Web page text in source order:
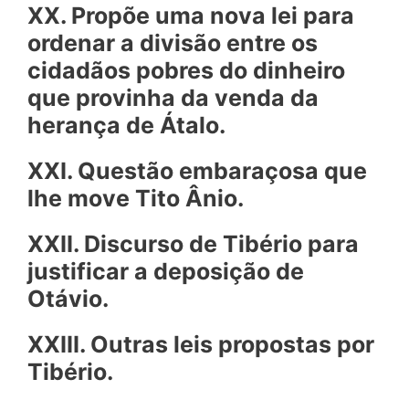
XX. Propõe uma nova lei para
ordenar a divisão entre os
cidadãos pobres do dinheiro
que provinha da venda da
herança de Átalo.
XXI. Questão embaraçosa que
lhe move Tito Ânio.
XXII. Discurso de Tibério para
justificar a deposição de
Otávio.
XXIII. Outras leis propostas por
Tibério.